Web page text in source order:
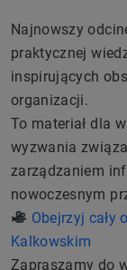
Najnowszy
praktycznej
inspirujących
organizacji.
To materiał dla
wyzwania
zarządzaniem
nowoczesnym
Obejrzyj cały
Kalkowskim
Zapraszamy do